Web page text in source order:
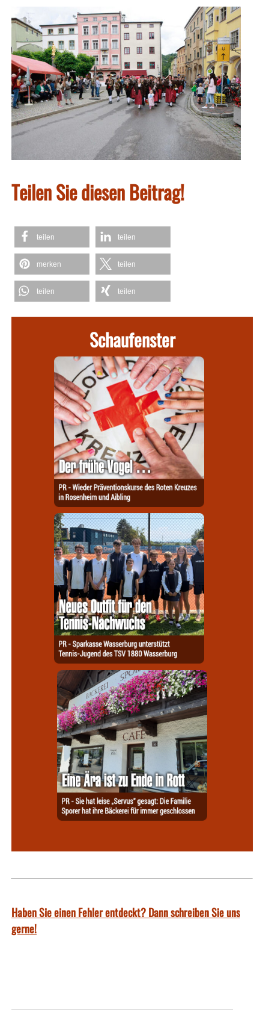
Teilen Sie diesen Beitrag!
teilen teilen
merken teilen
teilen teilen
Schaufenster
Haben Sie einen Fehler entdeckt? Dann schreiben Sie uns
gerne!